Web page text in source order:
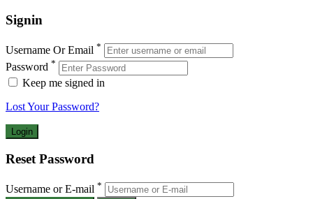
Signin
Username Or Email *
Password *
Keep me signed in
Lost Your Password?
Reset Password
Username or E-mail *